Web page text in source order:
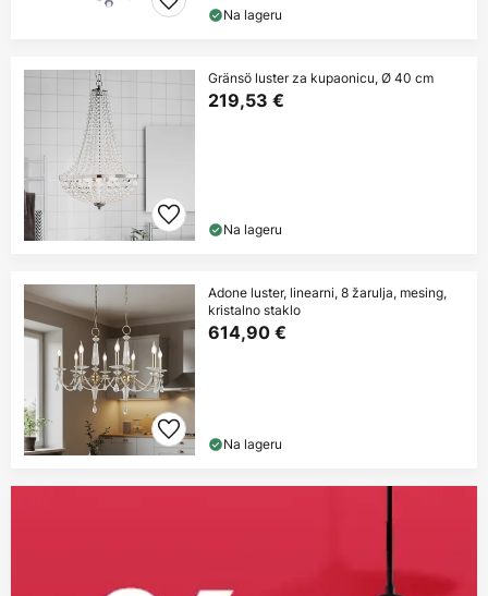
Na lageru
Gränsö luster za kupaonicu, Ø 40 cm
219,53 €
Na lageru
Adone luster, linearni, 8 žarulja, mesing,
kristalno staklo
614,90 €
Na lageru